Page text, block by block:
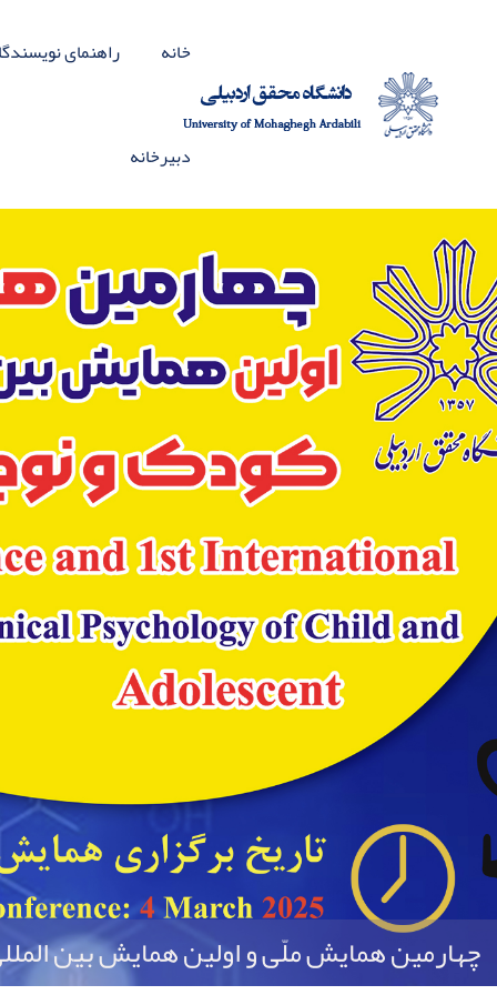
خانه راهنمای
دبیرخانه
چهارمین همایش ملّی و اولین همایش بین